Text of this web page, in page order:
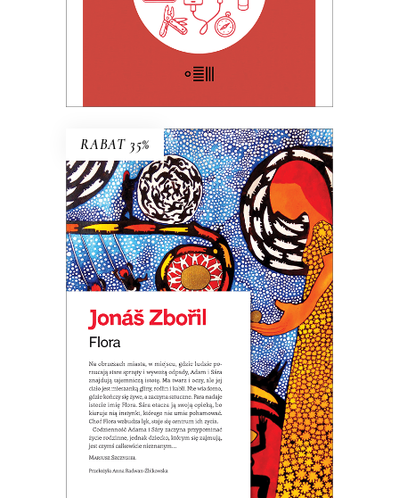
E-BOOK DO KOSZYKA
RABAT 35%
FLORA
Premiera: 20 maja 2026
32.49zł
KSIĄŻKA DO KOSZYKA